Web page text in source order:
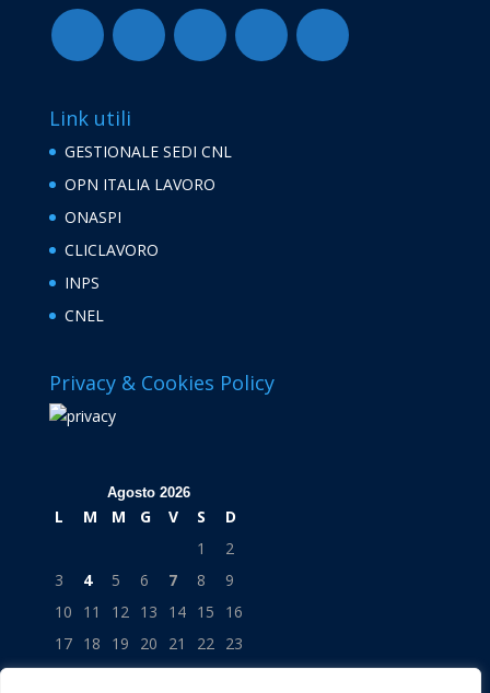
Link utili
GESTIONALE SEDI CNL
OPN ITALIA LAVORO
ONASPI
CLICLAVORO
INPS
CNEL
Privacy & Cookies Policy
Agosto 2026
L M M G V S
D
1
2
3
4 5 6 7 8
9
10
11 12 13 14 15
16
17 18 19 20 21 22 23